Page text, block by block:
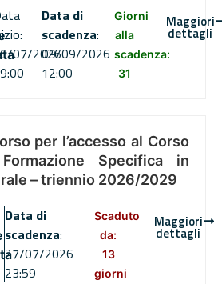
07/2026
Data di
scadenza:
09/09/2026
12:00
Giorni
alla
scadenza:
31
Maggiori
dettagli
per l’accesso al Corso
Specifica in
– triennio 2026/2029
Data di
scadenza:
27/07/2026
23:59
Scaduto
da:
13
giorni
Maggiori
dettagli